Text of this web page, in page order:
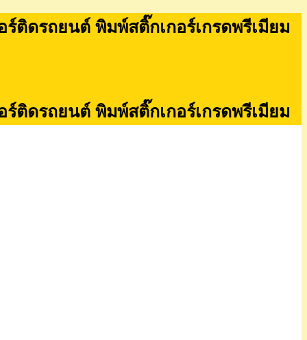
ติดรถยนต์ พิมพ์สติ๊กเกอร์เกรดพรีเมียม
ติดรถยนต์ พิมพ์สติ๊กเกอร์เกรดพรีเมียม